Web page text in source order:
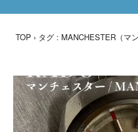
TOP › タグ : MANCHESTER（マ